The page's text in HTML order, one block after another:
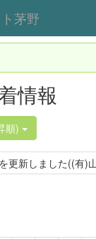
茅野
情報
順)
更新しました((有)